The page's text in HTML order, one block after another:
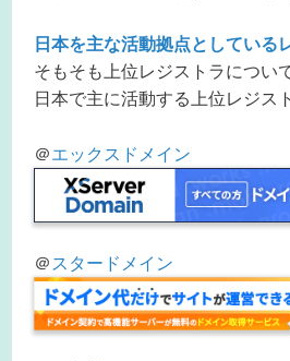
日本を主な活動拠点としている
そもそも上位レジストラについて
日本で主に活動する上位レジス
＠エックスドメイン
＠ スタードメイン